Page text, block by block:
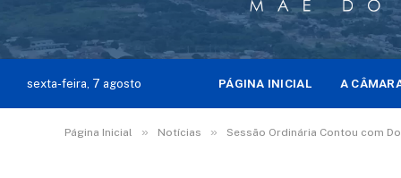
sexta-feira, 7 agosto PÁGINA INICIAL A
Página Inicial » Notícias » Sessão Ordinária Contou com